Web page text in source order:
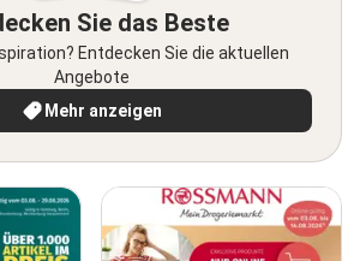
Sie das Beste
Entdecken Sie die aktuellen
Angebote
Mehr anzeigen